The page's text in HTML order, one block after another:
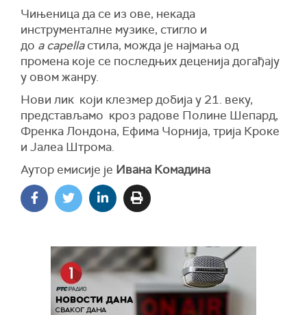
Чињеница да се из ове, некада
инструменталне музике, стигло и
до a capellaстила, можда је најмања од
промена које се последњих деценија догађају
у овом жанру.
Нови лик који клезмер добија у 21. веку,
представљамо кроз радове Полине Шепард,
Френка Лондона, Ефима Чорнија, трија Кроке
и Јалеа Штрома.
Аутор емисије је Ивана Комадина